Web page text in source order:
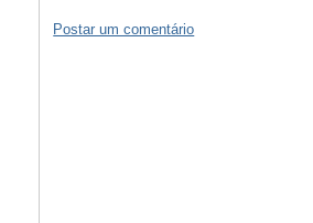
Postar um comentário